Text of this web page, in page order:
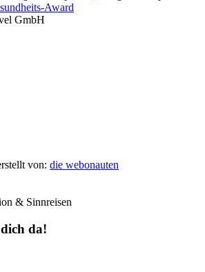
GmbH
von: die webonauten
da!